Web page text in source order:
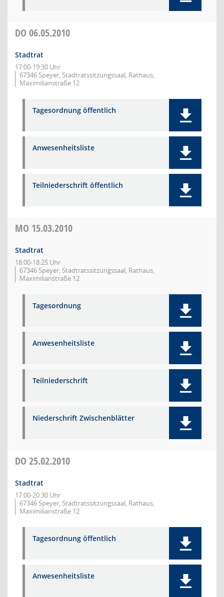
DO 06.05.2010
Stadtrat
17:00-19:30 Uhr
67346 Speyer, Stadtratssitzungssaal, Rathaus,
Maximilianstraße 12
Tagesordnung öffentlich
Anwesenheitsliste
Teilniederschrift öffentlich
MO 15.03.2010
Stadtrat
18:00-18:25 Uhr
67346 Speyer, Stadtratssitzungssaal, Rathaus,
Maximilianstraße 12
Tagesordnung
Anwesenheitsliste
Teilniederschrift
Niederschrift Zwischenblätter
DO 25.02.2010
Stadtrat
17:00-20:30 Uhr
67346 Speyer, Stadtratssitzungssaal, Rathaus,
Maximilianstraße 12
Tagesordnung öffentlich
Anwesenheitsliste